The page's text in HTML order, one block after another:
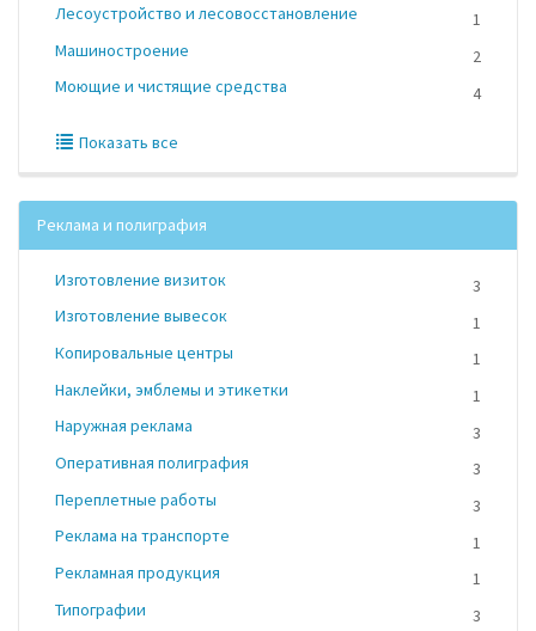
Лесоустройство и лесовосстановление
1
Машиностроение
2
Моющие и чистящие средства
4
Показать все
Реклама и полиграфия
Изготовление визиток
3
Изготовление вывесок
1
Копировальные центры
1
Наклейки, эмблемы и этикетки
1
Наружная реклама
3
Оперативная полиграфия
3
Переплетные работы
3
Реклама на транспорте
1
Рекламная продукция
1
Типографии
3